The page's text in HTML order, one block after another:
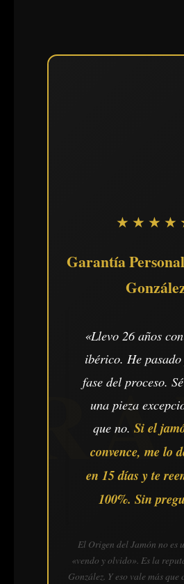
Garantía
«Llevo 26 años
ibérico. He
fase del proceso.
una pieza
que no. Si el
convence, me lo
en 15 días y te
100%. Sin
El Origen del Jamón no es
«vendo y olvido». Es la
González. Y eso vale más que